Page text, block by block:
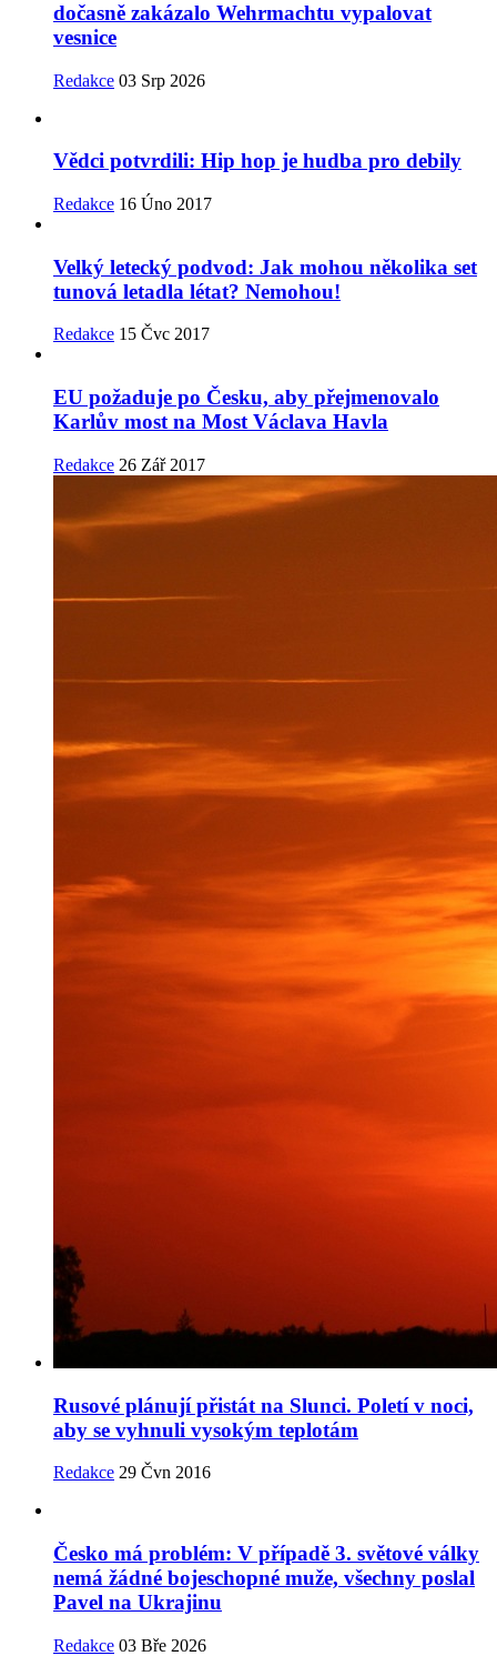
dočasně zakázalo Wehrmachtu vypalovat
vesnice
Redakce 03 Srp 2026
Vědci potvrdili: Hip hop je hudba pro debily
Redakce 16 Úno 2017
Velký letecký podvod: Jak mohou několika set
tunová letadla létat? Nemohou!
Redakce 15 Čvc 2017
EU požaduje po Česku, aby přejmenovalo
Karlův most na Most Václava Havla
Redakce 26 Zář 2017
Rusové plánují přistát na Slunci. Poletí v noci,
aby se vyhnuli vysokým teplotám
Redakce 29 Čvn 2016
Česko má problém: V případě 3. světové války
nemá žádné bojeschopné muže, všechny poslal
Pavel na Ukrajinu
Redakce 03 Bře 2026